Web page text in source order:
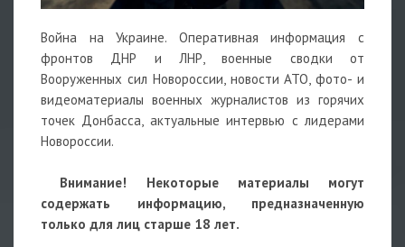
Война на Украине. Оперативная информация с
фронтов ДНР и ЛНР, военные сводки от
Вооруженных сил Новороссии, новости АТО, фото- и
видеоматериалы военных журналистов из горячих
точек Донбасса, актуальные интервью с лидерами
Новороссии.
Внимание! Некоторые материалы могут
содержать информацию, предназначенную
только для лиц старше 18 лет.